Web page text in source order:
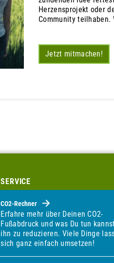
Herzensprojekt oder
Community teilhaben.
Jetzt mitmachen!
SERVICE
CO2-Rechner
Erfahre mehr über Deinen CO2-
Fußabdruck und was Du tun
ihn zu reduzieren. Viele Dinge
sich ganz einfach umsetzen!